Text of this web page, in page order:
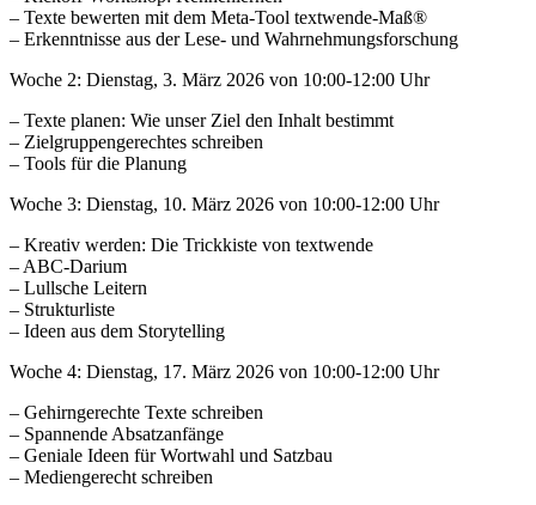
– Texte bewerten mit dem Meta-Tool textwende-Maß®
– Erkenntnisse aus der Lese- und Wahrnehmungsforschung
Woche 2: Dienstag, 3. März 2026 von 10:00-12:00 Uhr
– Texte planen: Wie unser Ziel den Inhalt bestimmt
– Zielgruppengerechtes schreiben
– Tools für die Planung
Woche 3: Dienstag, 10. März 2026 von 10:00-12:00 Uhr
– Kreativ werden: Die Trickkiste von textwende
– ABC-Darium
– Lullsche Leitern
– Strukturliste
– Ideen aus dem Storytelling
Woche 4: Dienstag, 17. März 2026 von 10:00-12:00 Uhr
– Gehirngerechte Texte schreiben
– Spannende Absatzanfänge
– Geniale Ideen für Wortwahl und Satzbau
– Mediengerecht schreiben